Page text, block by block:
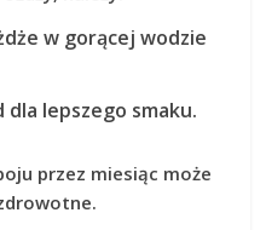
w gorącej wodzie
lepszego smaku.
przez miesiąc może